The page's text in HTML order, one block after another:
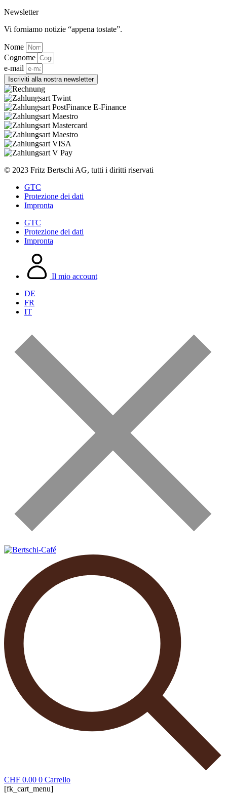
Newsletter
Vi forniamo notizie “appena tostate”.
Nome
Cognome
e-mail
Iscriviti alla nostra newsletter
© 2023 Fritz Bertschi AG, tutti i diritti riservati
GTC
Protezione dei dati
Impronta
GTC
Protezione dei dati
Impronta
Il mio account
DE
FR
IT
CHF 0.00 0 Carrello
[fk_cart_menu]